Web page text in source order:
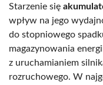
Starzenie się
wpływ na jego
do stopniowego
magazynowania
z uruchamianiem
rozruchowego. W